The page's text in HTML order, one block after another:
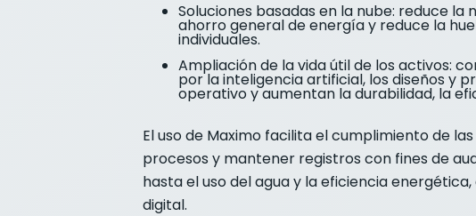
Soluciones basadas en la nube: reduce
ahorro general de energía y reduce la
individuales.
Ampliación de la vida útil de los activos:
por la inteligencia artificial, los diseños y
operativo y aumentan la durabilidad, la
El uso de Maximo facilita el cumplimiento de
procesos y mantener registros con fines de
hasta el uso del agua y la eficiencia
digital.